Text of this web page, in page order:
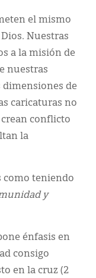
el mismo
Nuestras
a la misión de
nuestras
dimensiones de
caricaturas no
conflicto
la
como teniendo
y
énfasis en
consigo
en la cruz (2